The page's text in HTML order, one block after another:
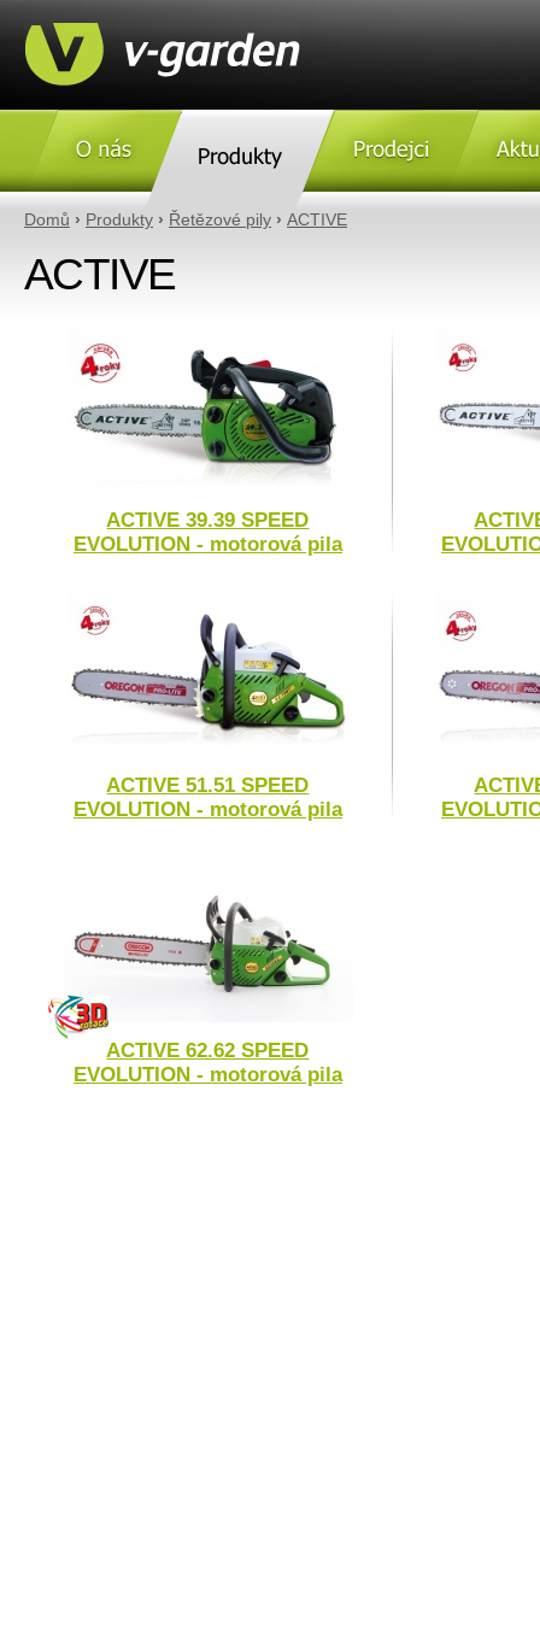
Domů › Produkty › Řetězové pily › ACTIVE
ACTIVE
ACTIVE 39.39 SPEED
EVOLUTION - motorová pila
ACTIVE 51.51 SPEED
EVOLUTION - motorová pila
ACTIVE 62.62 SPEED
EVOLUTION - motorová pila
O nás Produkty Prodejci Aktulity